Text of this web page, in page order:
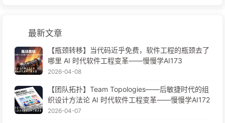
最新文章
【瓶颈转移】当代码近乎免费，软件工程的瓶颈去了
哪里 AI 时代软件工程变革——慢慢学AI173
2026-04-08
【团队拓扑】Team Topologies——后敏捷时代的组
织设计方法论 AI 时代软件工程变革——慢慢学AI172
2026-04-07